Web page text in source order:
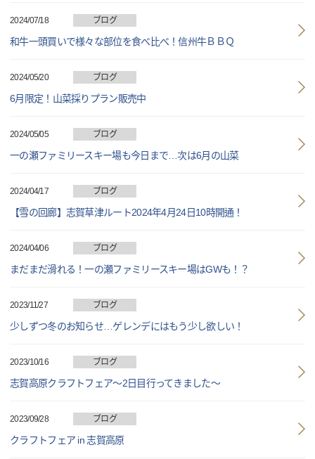
2024/07/18 ブログ
和牛一頭買いで様々な部位を食べ比べ！信州牛ＢＢＱ
2024/05/20 ブログ
6月限定！山菜採りプラン販売中
2024/05/05 ブログ
一の瀬ファミリースキー場も今日まで…次は6月の山菜
2024/04/17 ブログ
【雪の回廊】志賀草津ルート2024年4月24日10時開通！
2024/04/06 ブログ
まだまだ滑れる！一の瀬ファミリースキー場はGWも！？
2023/11/27 ブログ
少しずつ冬のお知らせ…ゲレンデにはもう少し欲しい！
2023/10/16 ブログ
志賀高原クラフトフェア～2日目行ってきました～
2023/09/28 ブログ
クラフトフェア in 志賀高原